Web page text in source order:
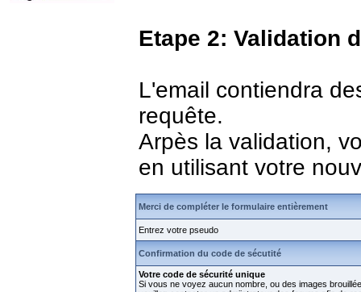
Etape 2: Validation
L'email contiendra
requête.
Arpès la validation,
en utilisant votre
Merci de compléter le formulaire entièrement
Entrez votre pseudo
Confirmation du code de sécutité
Votre code de sécurité unique
Si vous ne voyez aucun nombre, ou des images